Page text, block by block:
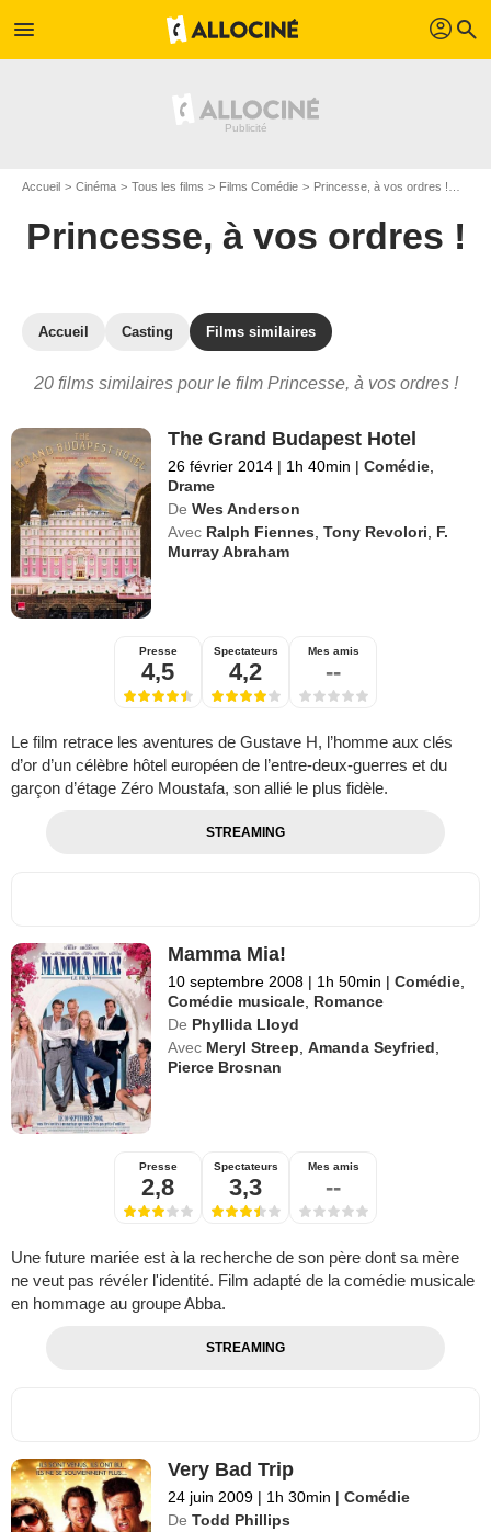
menu profil search
Accueil Cinéma Tous les films Films Comédie Princesse, à vos ordres !
Princesse, à vos ordres !
Accueil Casting Films similaires
20 films similaires pour le film Princesse, à vos ordres !
The Grand Budapest Hotel
26 février 2014 | 1h 40min | Comédie
Drame
De Wes Anderson
Avec Ralph Fiennes ,Tony Revolori
F.
Murray Abraham
Presse
4,5
Spectateurs
4,2
Mes amis
--
Le film retrace les aventures de Gustave H, l’homme aux clés
d’or d’un célèbre hôtel européen de l’entre-deux-guerres et du
garçon d’étage Zéro Moustafa, son allié le plus fidèle.
STREAMING
Mamma Mia!
10 septembre 2008 | 1h 50min | Comédie
Comédie musicale Romance
De Phyllida Lloyd
Avec Meryl Streep ,Amanda Seyfried
Pierce Brosnan
Presse
2,8
Spectateurs
3,3
Mes amis
--
Une future mariée est à la recherche de son père dont sa mère
ne veut pas révéler l'identité. Film adapté de la comédie musicale
en hommage au groupe Abba.
STREAMING
Very Bad Trip
24 juin 2009 | 1h 30min | Comédie
De Todd Phillips